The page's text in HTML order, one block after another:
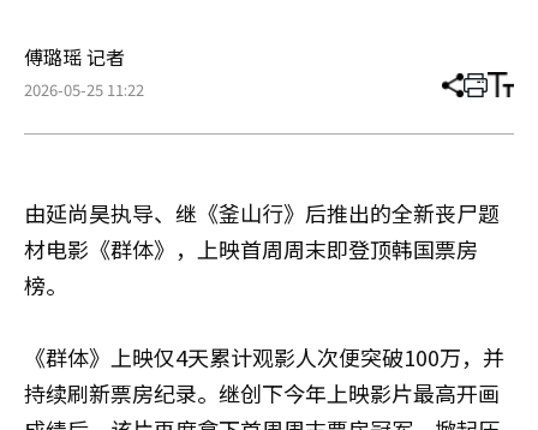
傅璐瑶 记者
2026-05-25 11:22 分
章
打 调
小
由延尚昊执导、继《釜山行》后推出的全新丧尸题
材电影《群体》，上映首周周末即登顶韩国票房
榜。
《群体》上映仅4天累计观影人次便突破100万，并
持续刷新票房纪录。继创下今年上映影片最高开画